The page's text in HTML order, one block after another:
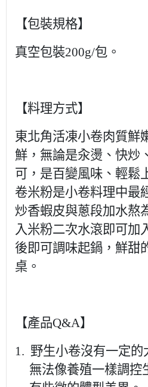
【包裝規格】
真空包裝200g/包。
【料理方式】
東北角活凍小卷肉質鮮
鮮，無論是汆燙、快炒
可，是百變風味、輕鬆
卷米粉是小卷料理中最
炒香蝦皮與蔥段加水熬
入米粉二次水滾即可加
後即可調味起鍋，鮮甜
桌。
【產品Q&A】
1. 野生小卷沒有一定
無法像養殖一樣調控